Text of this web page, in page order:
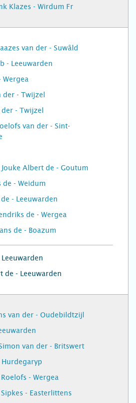
Klazes - Wirdum Fr
van der - Suwâld
- Leeuwarden
Wergea
der - Twijzel
- Twijzel
van der - Sint-
Albert de - Goutum
de - Weidum
- Leeuwarden
de - Wergea
de - Boazum
Leeuwarden
de - Leeuwarden
van der - Oudebildtzijl
van der - Britswert
Hurdegaryp
- Wergea
- Easterlittens